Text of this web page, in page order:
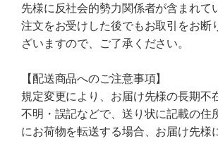
先様に反社会的勢力関係者が含まれて
注文をお受けした後でもお取引をお断
ざいますので、ご了承ください。
【配送商品へのご注意事項】
規定変更により、お届け先様の長期不
不明・誤記などで、送り状に記載の住
にお荷物を転送する場合、お届け先様